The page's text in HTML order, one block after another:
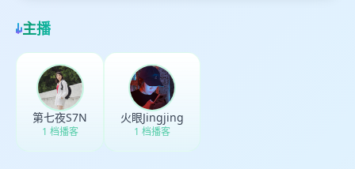
主播
第七夜S7N
1 档播客
火眼Jingjing
1 档播客